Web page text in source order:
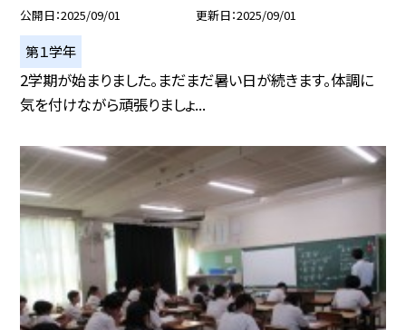
公開日 2025/09/01 更新日 2025/09/01
第１学年
2学期が始まりました。まだまだ暑い日が続きます。体調に
気を付けながら頑張りましょ...